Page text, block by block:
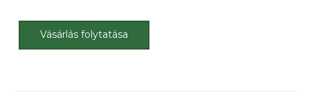
1
kg
mennyiség
Vásárlás folytatása